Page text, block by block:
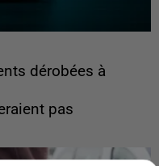
dérobées à
pas